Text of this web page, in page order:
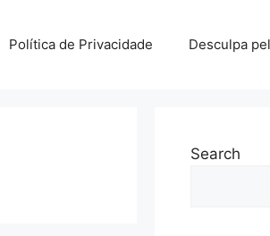
Política de Privacidade Desculpa
Search